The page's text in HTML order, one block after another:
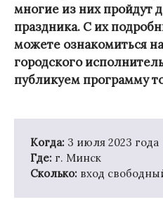
многие из них пройдут
праздника. С их
можете ознакомиться
городского
публикуем программу
Когда: 3 июля 2023 года
Где: г. Минск
Сколько: вход